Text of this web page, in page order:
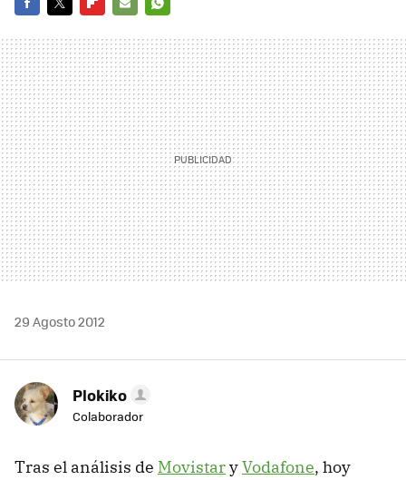
MAIL
29 Agosto 2012
Plokiko
Colaborador
Tras el análisis de MovistaryVodafone, hoy